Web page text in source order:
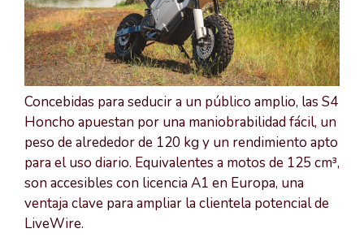
Concebidas para seducir a un público amplio, las S4
Honcho apuestan por una maniobrabilidad fácil, un
peso de alrededor de 120 kg y un rendimiento apto
para el uso diario. Equivalentes a motos de 125 cm³,
son accesibles con licencia A1 en Europa, una
ventaja clave para ampliar la clientela potencial de
LiveWire.